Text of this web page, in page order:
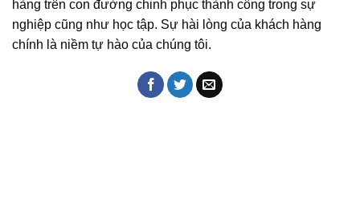
hàng trên con đường chinh phục thành công trong sự
nghiệp cũng như học tập. Sự hài lòng của khách hàng
chính là niềm tự hào của chúng tôi.